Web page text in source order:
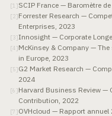
[1 ]SCIP France — Baromètre
[2]Forrester Research —
Enterprises, 2023
[ 3]Innosight — Corporate
[4 ]McKinsey & Company —
in Europe, 2023
[5]G2 Market Research —
2024
[6 ]Harvard Business Review —
Contribution, 2022
[7 ]OVHcloud — Rapport annuel